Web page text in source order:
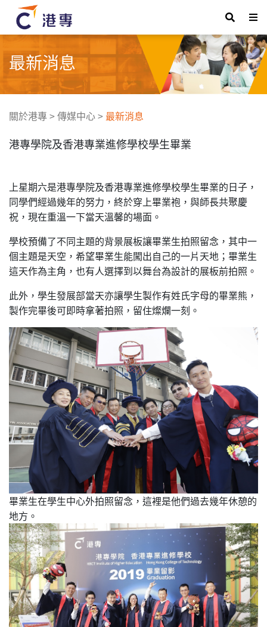
最新消息
關於港專>傳媒中心> 最新消息
港專學院及香港專業進修學校學生畢業
上星期六是港專學院及香港專業進修學校學生畢業的日子，
同學們經過幾年的努力，終於穿上畢業袍，與師長共聚慶
祝，現在重溫一下當天溫馨的場面。
學校預備了不同主題的背景展板讓畢業生拍照留念，其中一
個主題是天空，希望畢業生能闖出自己的一片天地；畢業生
這天作為主角，也有人選擇到以舞台為設計的展板前拍照。
此外，學生發展部當天亦讓學生製作有姓氏字母的畢業熊，
製作完畢後可即時拿著拍照，留住燦爛一刻。
畢業生在學生中心外拍照留念，這裡是他們過去幾年休憩的
地方。